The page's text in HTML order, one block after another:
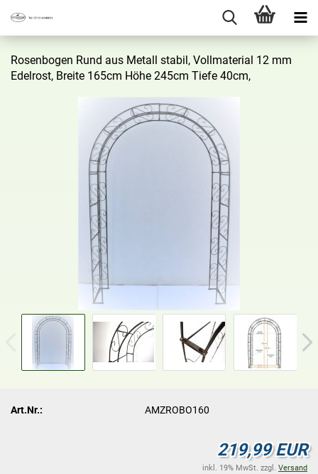
Ro­sen­bo­gen Rund aus Me­tall sta­bil, Voll­ma­te­ri­al 12 mm
Edel­rost, Brei­te 165cm Höhe 245cm Tiefe 40cm,
Art.Nr.: AMZROBO160
219,99 EUR
inkl. 19% MwSt. zzgl. Versand